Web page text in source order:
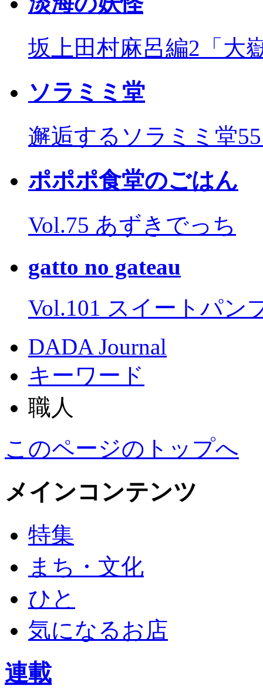
坂上田村麻呂編2「大
ソラミミ堂
邂逅するソラミミ堂
ポポポ食堂のごはん
Vol.75 あずきでっち
gatto no gateau
Vol.101 スイートパン
DADA Journal
キーワード
職人
このページのトップへ
メインコンテンツ
特集
まち・文化
ひと
気になるお店
連載